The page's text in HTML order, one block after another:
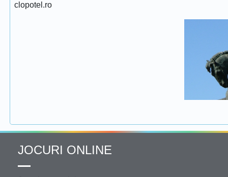
clopotel.ro
JOCURI ONLINE